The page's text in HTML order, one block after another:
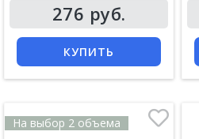
276 руб.
КУПИТЬ
На выбор 2 объема